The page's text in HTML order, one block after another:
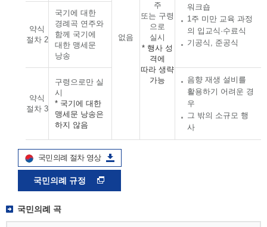
없음
주
또는 구령
으로
실시
* 행사 성
격에
따라 생략
가능
워크숍
1주 미만 교육 과정
의 입교식·수료식
기공식, 준공식
약식
절차 2
국기에 대한
경례곡 연주와
함께 국기에
대한 맹세문
낭송
약식
절차 3
구령으로만 실
시
* 국기에 대한
맹세문 낭송은
하지 않음
음향 재생 설비를
활용하기 어려운 경
우
그 밖의 소규모 행
사
국민의례 절차 영상
국민의례 규정
국민의례 곡